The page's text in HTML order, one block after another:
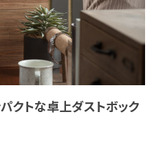
クトな卓上ダストボック